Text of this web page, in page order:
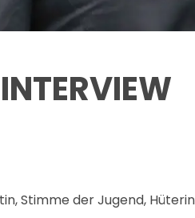
Stimme der Jugend,